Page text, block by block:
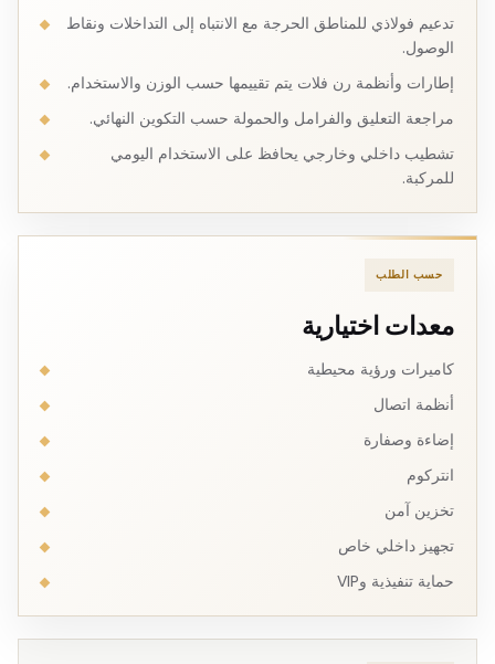
تدعيم فولاذي للمناطق الحرجة مع الانتباه إلى التداخلات ونقاط
الوصول.
إطارات وأنظمة رن فلات يتم تقييمها حسب الوزن والاستخدام.
مراجعة التعليق والفرامل والحمولة حسب التكوين النهائي.
تشطيب داخلي وخارجي يحافظ على الاستخدام اليومي
للمركبة.
حسب الطلب
معدات اختيارية
كاميرات ورؤية محيطية
أنظمة اتصال
إضاءة وصفارة
انتركوم
تخزين آمن
تجهيز داخلي خاص
حماية تنفيذية وVIP